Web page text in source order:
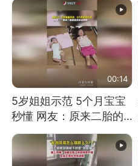
00:14
5岁姐姐示范 5个月宝宝
秒懂 网友：原来二胎的
快乐长这样